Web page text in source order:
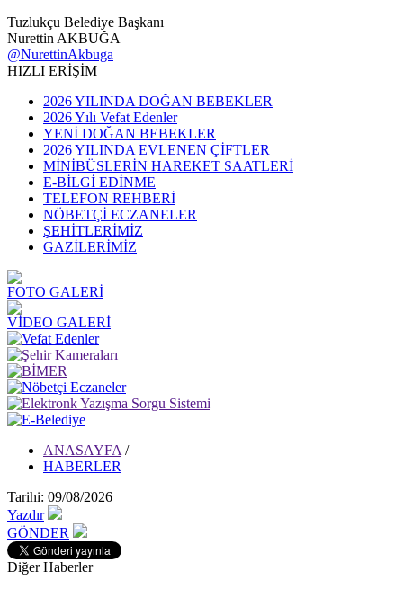
Tuzlukçu Belediye Başkanı
Nurettin AKBUĞA
@NurettinAkbuga
HIZLI ERİŞİM
2026 YILINDA DOĞAN BEBEKLER
2026 Yılı Vefat Edenler
YENİ DOĞAN BEBEKLER
2026 YILINDA EVLENEN ÇİFTLER
MİNİBÜSLERİN HAREKET SAATLERİ
E-BİLGİ EDİNME
TELEFON REHBERİ
NÖBETÇİ ECZANELER
ŞEHİTLERİMİZ
GAZİLERİMİZ
FOTO GALERİ
VİDEO GALERİ
ANASAYFA /
HABERLER
Tarihi: 09/08/2026
Yazdır
GÖNDER
Diğer Haberler